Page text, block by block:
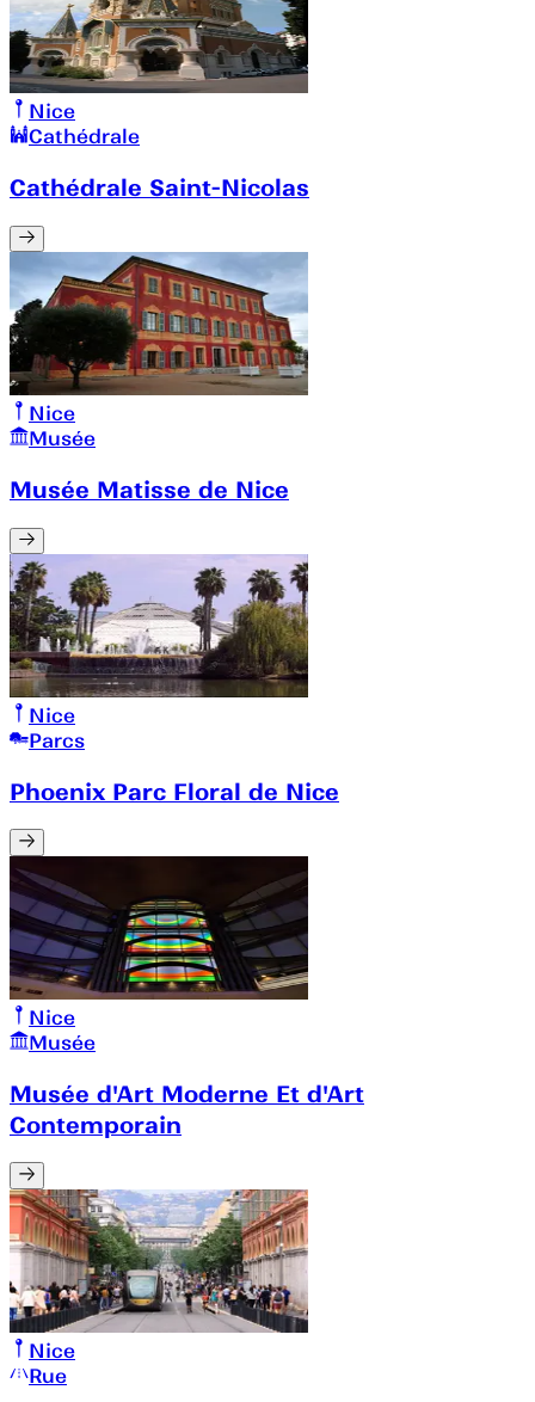
Nice
Cathédrale
Cathédrale Saint-Nicolas
Nice
Musée
Musée Matisse de Nice
Nice
Parcs
Phoenix Parc Floral de Nice
Nice
Musée
Musée d'Art Moderne Et d'Art
Contemporain
Nice
Rue